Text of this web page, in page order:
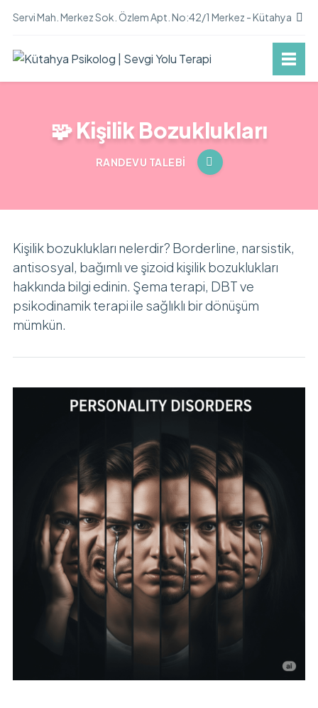
Servi Mah. Merkez Sok. Özlem Apt. No:42/1 Merkez - Kütahya
🧩 Kişilik Bozuklukları
RANDEVU TALEBI
Kişilik bozuklukları nelerdir? Borderline, narsistik,
antisosyal, bağımlı ve şizoid kişilik bozuklukları
hakkında bilgi edinin. Şema terapi, DBT ve
psikodinamik terapi ile sağlıklı bir dönüşüm
mümkün.